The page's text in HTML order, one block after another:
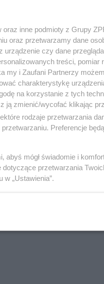
inne podmioty z Grupy
oraz przetwarzamy dane
urządzenie czy dane
treści, pomiar
my i Zaufani Partnerzy
charakterystykę
na korzystanie z tych
ją zmienić/wycofać klikając
rodzaje przetwarzania
Preferencje
abyś mógł świadomie i
dotyczące przetwarzania
w „Ustawienia”.